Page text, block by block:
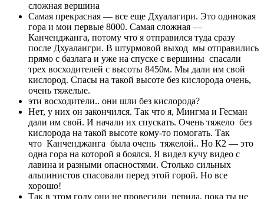
сложная вершина
Самая прекрасная — все еще Дхуалагири. Это одинокая
гора и мои первые 8000. Самая сложная —
Канченджанга, потому что я отправился туда сразу
после Дхуалаигри. В штурмовой выход мы отправились
прямо с базлага и уже на спуске с вершины спасали
трех восходителей с высоты 8450м. Мы дали им свой
кислород. Спасы на такой высоте без кислорода очень,
очень тяжелые.
эти восходители.. они шли без кислорода?
Нет, у них он закончился. Так что я, Мингма и Гесман
дали им свой. И начали их спускать. Очень тяжело без
кислорода на такой высоте кому-то помогать. Так
что Канченджанга была очень тяжелой.. Но К2 — это
одна гора на которой я боялся. Я видел кучу видео с
лавина и разными опасностями. Столько сильных
альпинистов спасовали перед этой горой. Но все
хорошо!
Так в этом году они не провесили перила, пока ты не